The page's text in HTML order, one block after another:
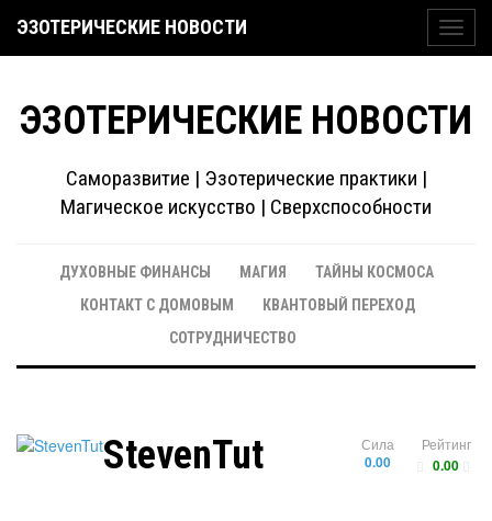
ЭЗОТЕРИЧЕСКИЕ НОВОСТИ
ЭЗОТЕРИЧЕСКИЕ НОВОСТИ
Саморазвитие | Эзотерические практики |
Магическое искусство | Сверхспособности
ДУХОВНЫЕ ФИНАНСЫ МАГИЯ
ТАЙНЫ КОСМОСА
КОНТАКТ С ДОМОВЫМ
КВАНТОВЫЙ ПЕРЕХОД
СОТРУДНИЧЕСТВО
Рейтинг
0.00
Сила
0.00
StevenTut